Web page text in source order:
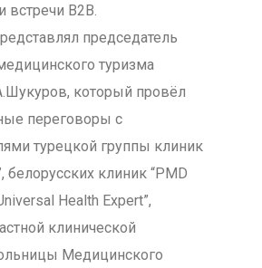
встречи В2В.
председатель
туризма
который провёл
переговоры с
турецкой группы клиник
белорусских клиник “PMD
Health Expert”,
клинической
Медицинского